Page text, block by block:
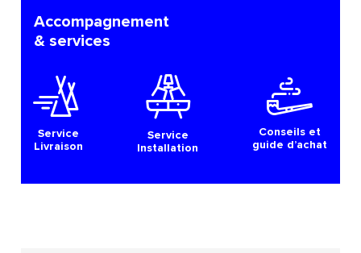
Accompagnement
& services
Service
Livraison
Service
Installation
Conseils et
guide d’achat